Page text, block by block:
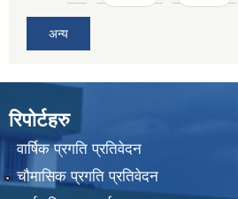
अन्य
रिपोर्टहरु
वार्षिक प्रगति प्रतिवेदन
चौमासिक प्रगति प्रतिवेदन